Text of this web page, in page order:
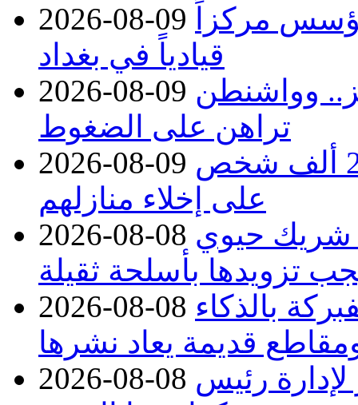
2026-08-09
مركزاً
قيادياً في بغداد
2026-08-09 هرمز.. وواشنطن
تراهن على الضغوط
2026-08-09 غرب كندا.. حرائق الغابات تجبر 20 ألف شخص
على إخلاء منازلهم
2026-08-08 شريك حيوي
تزويدها بأسلحة ثقيلة
2026-08-08 بالذكاء
قديمة يعاد نشرها
2026-08-08 رئيس